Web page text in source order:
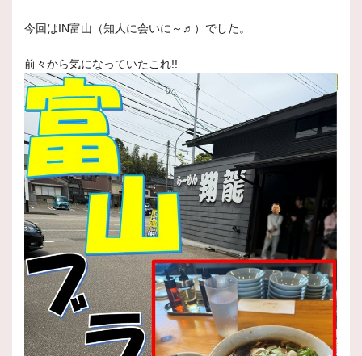
今回はIN富山（知人に会いに～♬）でした。
前々から気になっていたこれ!!